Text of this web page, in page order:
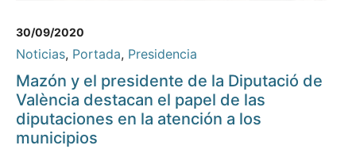
30/09/2020
Noticias, Portada, Presidencia
Mazón y el presidente de la Diputació de
València destacan el papel de las
diputaciones en la atención a los
municipios